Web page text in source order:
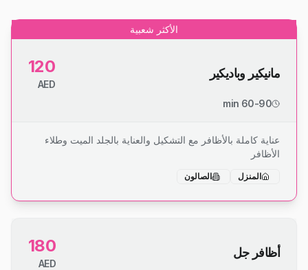
الأكثر شعبية
مانيكير وباديكير 120
AED
60-90 min
عناية كاملة بالأظافر مع التشكيل والعناية بالجلد الميت وطلاء
الأظافر
المنزل الصالون
أظافر جل 180
AED